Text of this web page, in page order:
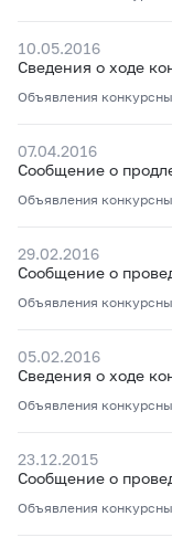
10.05.2016
Сведения о ходе
Объявления
07.04.2016
Сообщение о
Объявления
29.02.2016
Сообщение о
Объявления
05.02.2016
Сведения о ходе
Объявления
23.12.2015
Сообщение о
Объявления